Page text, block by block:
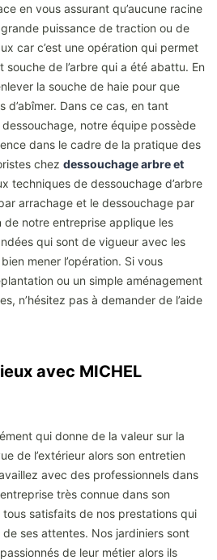
en vous assurant qu’aucune racine
puissance de traction ou de
car c’est une opération qui permet
souche de l’arbre qui a été abattu. En
la souche de haie pour que
d’abîmer. Dans ce cas, en tant
dessouchage, notre équipe possède
dans le cadre de la pratique des
chez dessouchage arbre et
techniques de dessouchage d’arbre
arrachage et le dessouchage par
de notre entreprise applique les
qui sont de vigueur avec les
mener l’opération. Si vous
ou un simple aménagement
n’hésitez pas à demander de l’aide
avec MICHEL
qui donne de la valeur sur la
de l’extérieur alors son entretien
avec des professionnels dans
très connue dans son
satisfaits de nos prestations qui
ses attentes. Nos jardiniers sont
de leur métier alors ils